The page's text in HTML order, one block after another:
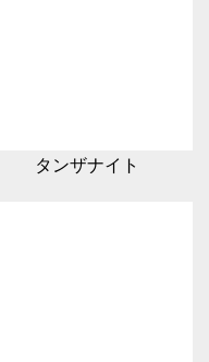
タンザナイト